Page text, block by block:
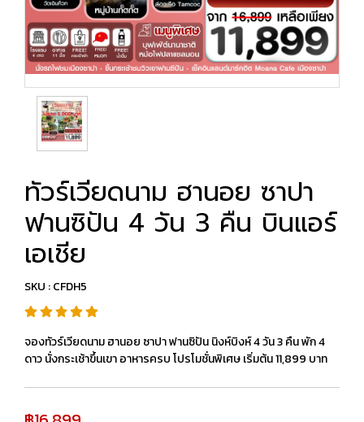
ทัวร์เวียดนาม ฮานอย ซาปา
ฟานซิปัน 4 วัน 3 คืน บินแอร์
เอเชีย
SKU : CFDH5
จองทัวร์เวียดนาม ฮานอย ซาปา ฟานซิปัน นิงห์บิงห์ 4 วัน 3 คืน พัก 4
ดาว นั่งกระเช้าขึ้นเขา อาหารครบ โปรโมชั่นพิเศษ เริ่มต้น 11,899 บาท